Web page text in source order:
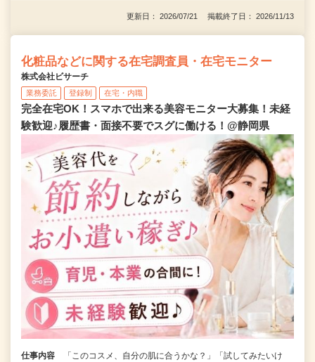
更新日： 2026/07/21 掲載終了日： 2026/11/13
化粧品などに関する在宅調査員・在宅モニター
株式会社ビサーチ
業務委託 登録制 在宅・内職
完全在宅OK！スマホで出来る美容モニター大募集！未経
験歓迎♪履歴書・面接不要でスグに働ける！@静岡県
仕事内容
「このコスメ、自分の肌に合うかな？」「試してみたいけ